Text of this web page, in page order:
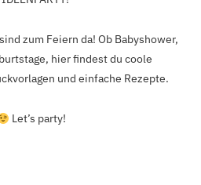
zum Feiern da! Ob Babyshower,
hier findest du coole
und einfache Rezepte.
Let’s party!